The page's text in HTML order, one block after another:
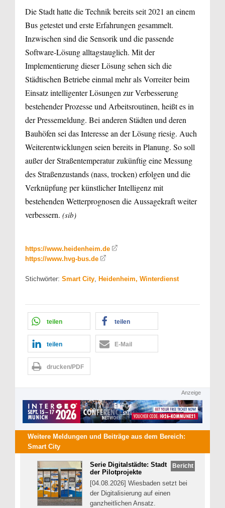
Die Stadt hatte die Technik bereits seit 2021 an einem
Bus getestet und erste Erfahrungen gesammelt.
Inzwischen sind die Sensorik und die passende
Software-Lösung alltagstauglich. Mit der
Implementierung dieser Lösung sehen sich die
Städtischen Betriebe einmal mehr als Vorreiter beim
Einsatz intelligenter Lösungen zur Verbesserung
bestehender Prozesse und Arbeitsroutinen, heißt es in
der Pressemeldung. Bei anderen Städten und deren
Bauhöfen sei das Interesse an der Lösung riesig. Auch
Weiterentwicklungen seien bereits in Planung. So soll
außer der Straßentemperatur zukünftig eine Messung
des Straßenzustands (nass, trocken) erfolgen und die
Verknüpfung per künstlicher Intelligenz mit
bestehenden Wetterprognosen die Aussagekraft weiter
verbessern. (sib)
https://www.heidenheim.de
https://www.hvg-bus.de
Stichwörter: Smart City Heidenheim, Winterdienst
teilen teilen
teilen E-Mail
drucken/PDF
Anzeige
Weitere Meldungen und Beiträge aus dem Bereich:
Smart City
Bericht
Serie Digitalstädte: Stadt
der Pilotprojekte
[04.08.2026] Wiesbaden setzt bei
der Digitalisierung auf einen
ganzheitlichen Ansatz.